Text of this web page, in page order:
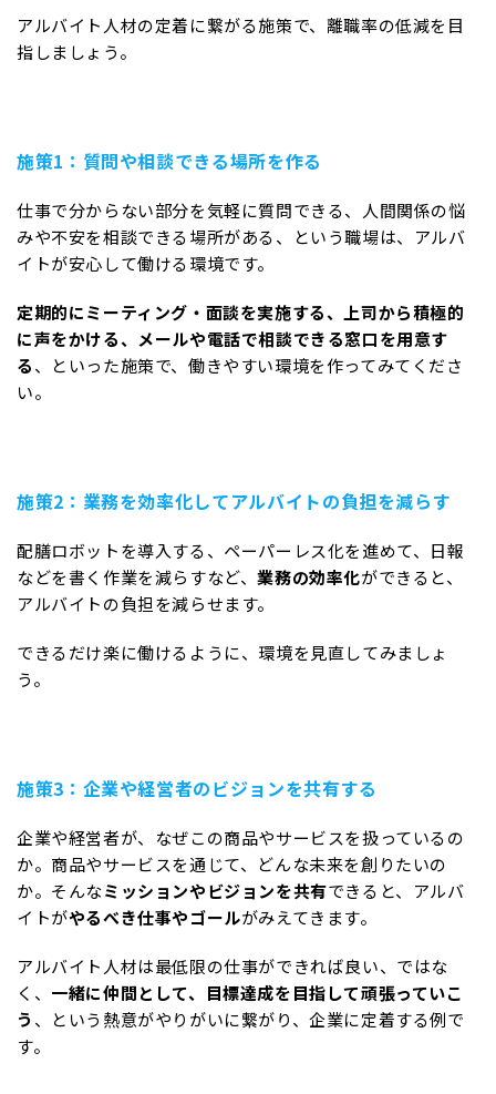
アルバイト人材の定着に繋がる施策で、離職率の低減を目
指しましょう。
施策1：質問や相談できる場所を作る
仕事で分からない部分を気軽に質問できる、人間関係の悩
みや不安を相談できる場所がある、という職場は、アルバ
イトが安心して働ける環境です。
定期的にミーティング・面談を実施する、上司から積極的
に声をかける、メールや電話で相談できる窓口を用意す
る、といった施策で、働きやすい環境を作ってみてくださ
い。
施策2：業務を効率化してアルバイトの負担を減らす
配膳ロボットを導入する、ペーパーレス化を進めて、日報
などを書く作業を減らすなど、業務の効率化ができると、
アルバイトの負担を減らせます。
できるだけ楽に働けるように、環境を見直してみましょ
う。
施策3：企業や経営者のビジョンを共有する
企業や経営者が、なぜこの商品やサービスを扱っているの
か。商品やサービスを通じて、どんな未来を創りたいの
か。そんなミッションやビジョンを共有できると、アルバ
イトがやるべき仕事やゴールがみえてきます。
アルバイト人材は最低限の仕事ができれば良い、ではな
く、 一緒に仲間として、目標達成を目指して頑張っていこ
う 、という熱意がやりがいに繋がり、企業に定着する例で
す。